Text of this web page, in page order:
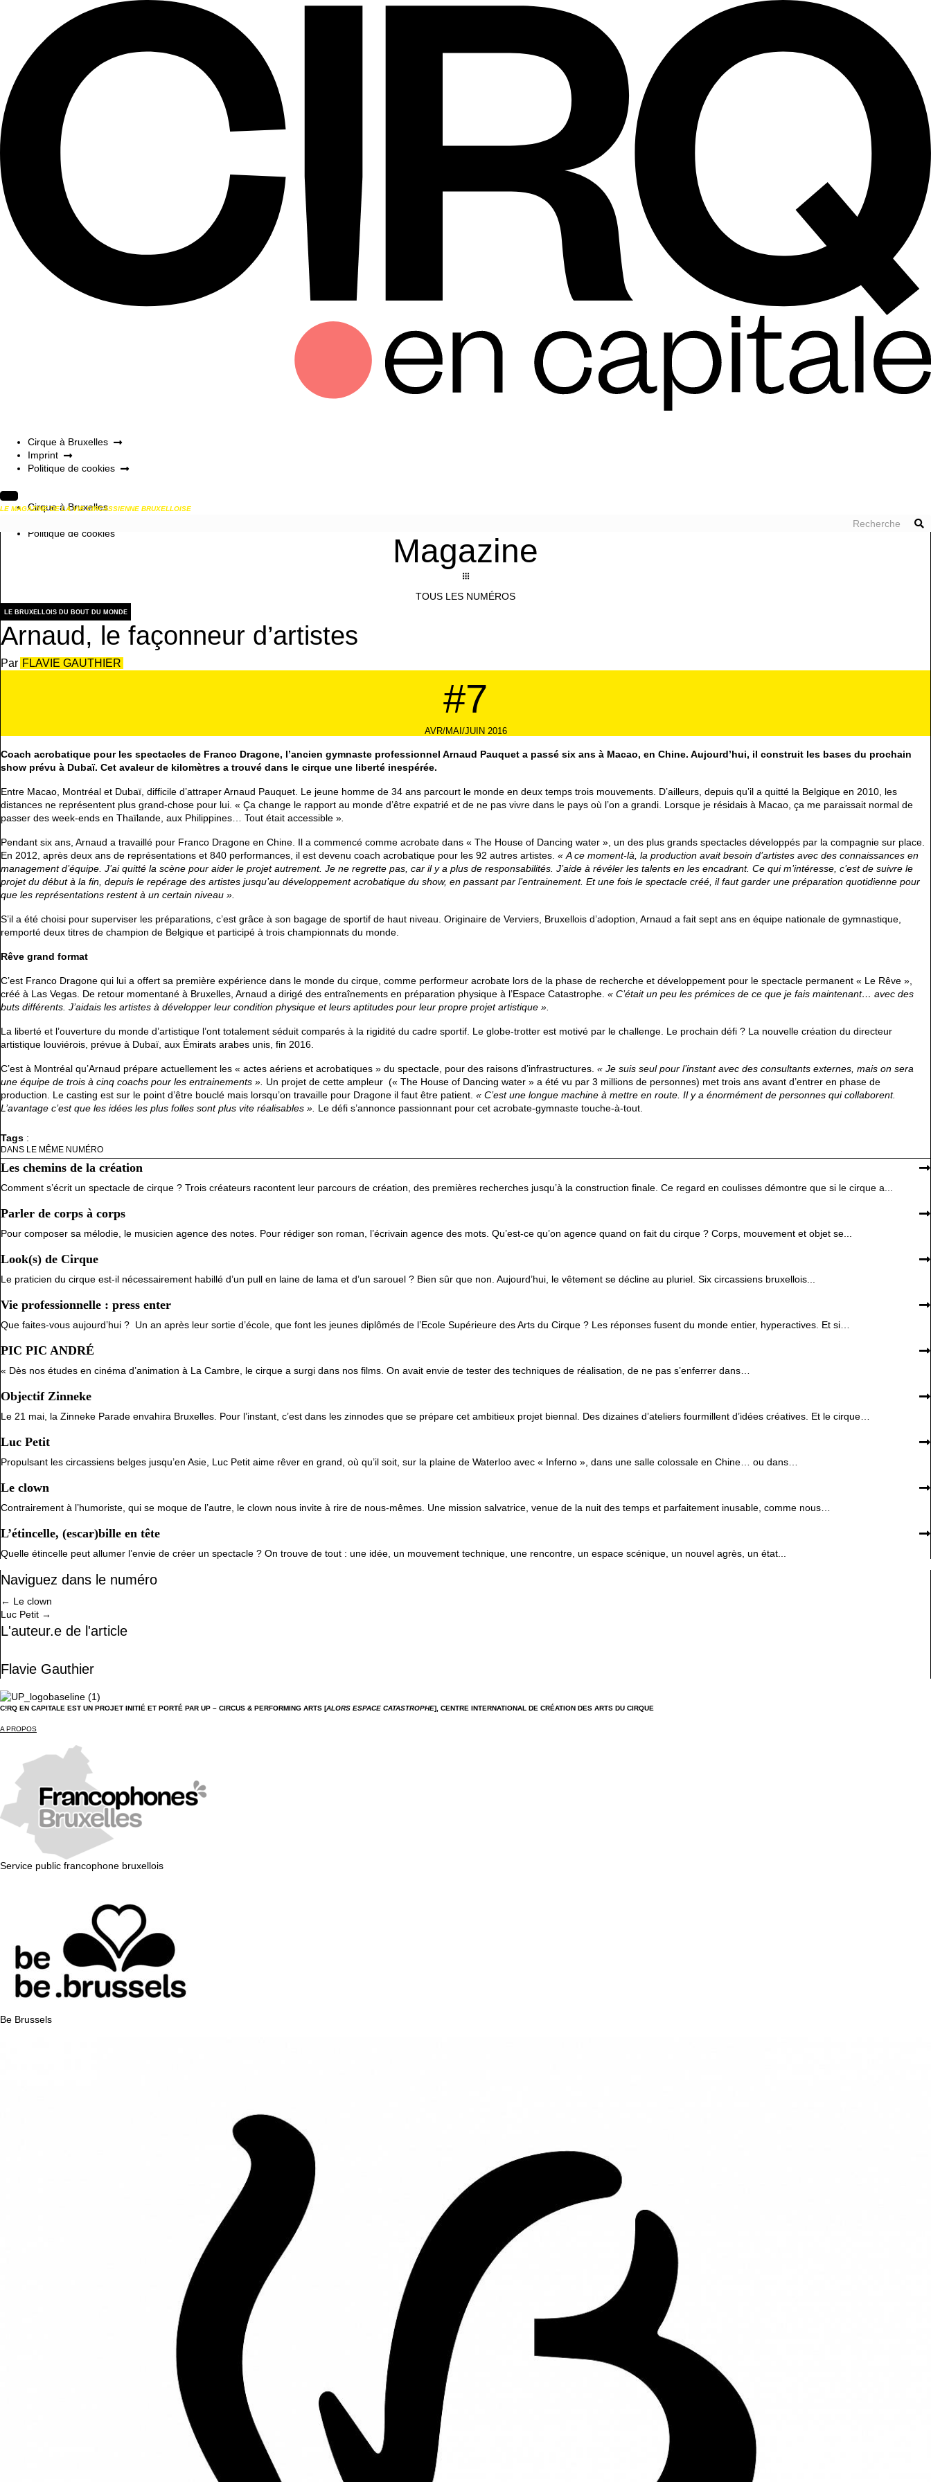
Cirque à Bruxelles
Imprint
Politique de cookies
Cirque à Bruxelles
Politique de cookies
LE MAGAZINE DE LA VIE CIRCASSIENNE BRUXELLOISE
Magazine
TOUS LES NUMÉROS
LE BRUXELLOIS DU BOUT DU MONDE
Arnaud, le façonneur d’artistes
FLAVIE GAUTHIER
#7
AVR/MAI/JUIN 2016
Coach acrobatique pour les spectacles de Franco Dragone, l’ancien gymnaste professionnel Arnaud Pauquet a passé six ans à Macao, en Chine. Aujourd’hui, il construit les bases du prochain
show prévu à Dubaï. Cet avaleur de kilomètres a trouvé dans le cirque une liberté inespérée.
Entre Macao, Montréal et Dubaï, difficile d’attraper Arnaud Pauquet. Le jeune homme de 34 ans parcourt le monde en deux temps trois mouvements. D’ailleurs, depuis qu’il a quitté la Belgique en 2010, les
distances ne représentent plus grand-chose pour lui. « Ça change le rapport au monde d’être expatrié et de ne pas vivre dans le pays où l’on a grandi. Lorsque je résidais à Macao, ça me paraissait normal de
passer des week-ends en Thaïlande, aux Philippines… Tout était accessible »
Pendant six ans, Arnaud a travaillé pour Franco Dragone en Chine. Il a commencé comme acrobate dans « The House of Dancing water », un des plus grands spectacles développés par la compagnie sur place.
En 2012, après deux ans de représentations et 840 performances, il est devenu coach acrobatique pour les 92 autres artistes. « A ce moment-là, la production avait besoin d’artistes avec des connaissances en
management d’équipe. J’ai quitté la scène pour aider le projet autrement. Je ne regrette pas, car il y a plus de responsabilités. J’aide à révéler les talents en les encadrant. Ce qui m’intéresse, c’est de suivre le
projet du début à la fin, depuis le repérage des artistes jusqu’au développement acrobatique du show, en passant par l’entrainement. Et une fois le spectacle créé, il faut garder une préparation quotidienne pour
que les représentations restent à un certain niveau ».
S’il a été choisi pour superviser les préparations, c’est grâce à son bagage de sportif de haut niveau. Originaire de Verviers, Bruxellois d’adoption, Arnaud a fait sept ans en équipe nationale de gymnastique,
remporté deux titres de champion de Belgique et participé à trois championnats du monde.
Rêve grand format
C’est Franco Dragone qui lui a offert sa première expérience dans le monde du cirque, comme performeur acrobate lors de la phase de recherche et développement pour le spectacle permanent « Le Rêve »,
créé à Las Vegas. De retour momentané à Bruxelles, Arnaud a dirigé des entraînements en préparation physique à l’Espace Catastrophe. « C’était un peu les prémices de ce que je fais maintenant… avec des
buts différents. J’aidais les artistes à développer leur condition physique et leurs aptitudes pour leur propre projet artistique ».
La liberté et l’ouverture du monde d’artistique l’ont totalement séduit comparés à la rigidité du cadre sportif. Le globe-trotter est motivé par le challenge. Le prochain défi ? La nouvelle création du directeur
artistique louviérois, prévue à Dubaï, aux Émirats arabes unis, fin 2016.
C’est à Montréal qu’Arnaud prépare actuellement les « actes aériens et acrobatiques » du spectacle, pour des raisons d’infrastructures. « Je suis seul pour l’instant avec des consultants externes, mais on sera
une équipe de trois à cinq coachs pour les entrainements ». Un projet de cette ampleur (« The House of Dancing water » a été vu par 3 millions de personnes) met trois ans avant d’entrer en phase de
production. Le casting est sur le point d’être bouclé mais lorsqu’on travaille pour Dragone il faut être patient. « C’est une longue machine à mettre en route. Il y a énormément de personnes qui collaborent.
L’avantage c’est que les idées les plus folles sont plus vite réalisables ». Le défi s’annonce passionnant pour cet acrobate-gymnaste touche-à-tout.
Tags :
DANS LE MÊME NUMÉRO
Les chemins de la création
Comment s’écrit un spectacle de cirque ? Trois créateurs racontent leur parcours de création, des premières recherches jusqu’à la construction finale. Ce regard en coulisses démontre que si le cirque a...
Parler de corps à corps
Pour composer sa mélodie, le musicien agence des notes. Pour rédiger son roman, l’écrivain agence des mots. Qu’est-ce qu’on agence quand on fait du cirque ? Corps, mouvement et objet se...
Look(s) de Cirque
Le praticien du cirque est-il nécessairement habillé d’un pull en laine de lama et d’un sarouel ? Bien sûr que non. Aujourd’hui, le vêtement se décline au pluriel. Six circassiens bruxellois...
Vie professionnelle : press enter
Que faites-vous aujourd’hui ? Un an après leur sortie d’école, que font les jeunes diplômés de l’Ecole Supérieure des Arts du Cirque ? Les réponses fusent du monde entier, hyperactives. Et si…
PIC PIC ANDRÉ
« Dès nos études en cinéma d’animation à La Cambre, le cirque a surgi dans nos films. On avait envie de tester des techniques de réalisation, de ne pas s’enferrer dans…
Objectif Zinneke
Le 21 mai, la Zinneke Parade envahira Bruxelles. Pour l’instant, c’est dans les zinnodes que se prépare cet ambitieux projet biennal. Des dizaines d’ateliers fourmillent d’idées créatives. Et le cirque…
Luc Petit
Propulsant les circassiens belges jusqu’en Asie, Luc Petit aime rêver en grand, où qu’il soit, sur la plaine de Waterloo avec « Inferno », dans une salle colossale en Chine… ou dans…
Le clown
Contrairement à l’humoriste, qui se moque de l’autre, le clown nous invite à rire de nous-mêmes. Une mission salvatrice, venue de la nuit des temps et parfaitement inusable, comme nous…
L’étincelle, (escar)bille en tête
Quelle étincelle peut allumer l’envie de créer un spectacle ? On trouve de tout : une idée, un mouvement technique, une rencontre, un espace scénique, un nouvel agrès, un état...
Naviguez dans le numéro
Posts
navigation
← Le clown
Luc Petit →
L'auteur.e de l'article
Flavie Gauthier
C!RQ EN CAPITALE EST UN PROJET INITIÉ ET PORTÉ PAR UP – CIRCUS & PERFORMING ARTS [ALORS ESPACE CATASTROPHE], CENTRE INTERNATIONAL DE CRÉATION DES ARTS DU CIRQUE
A PROPOS
Service public francophone bruxellois
Be Brussels